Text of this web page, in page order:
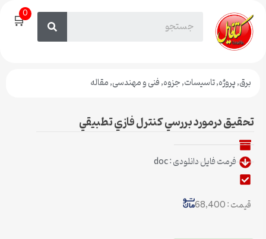
🛒0
برق,پروژه,تاسیسات,جزوه,فنی و مهندسی,مقاله
تحقیق درمورد بررسي كنترل فازي تطبيقي
فرمت فایل دانلودی : doc
قیمت : 68,400